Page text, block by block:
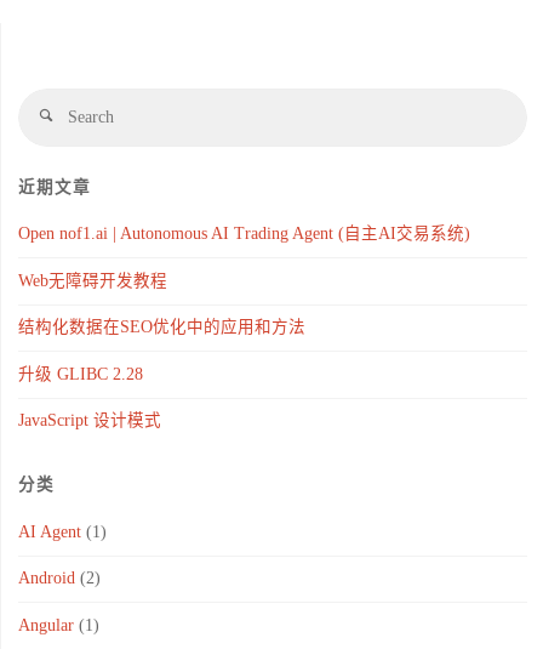
近期文章
Open nof1.ai | Autonomous AI Trading Agent (自主AI交易系统)
Web无障碍开发教程
结构化数据在SEO优化中的应用和方法
升级 GLIBC 2.28
JavaScript 设计模式
分类
AI Agent(1)
Android(2)
Angular(1)